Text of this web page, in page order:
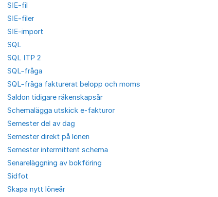
SIE-fil
SIE-filer
SIE-import
SQL
SQL ITP 2
SQL-fråga
SQL-fråga fakturerat belopp och moms
Saldon tidigare räkenskapsår
Schemalägga utskick e-fakturor
Semester del av dag
Semester direkt på lönen
Semester intermittent schema
Senareläggning av bokföring
Sidfot
Skapa nytt löneår